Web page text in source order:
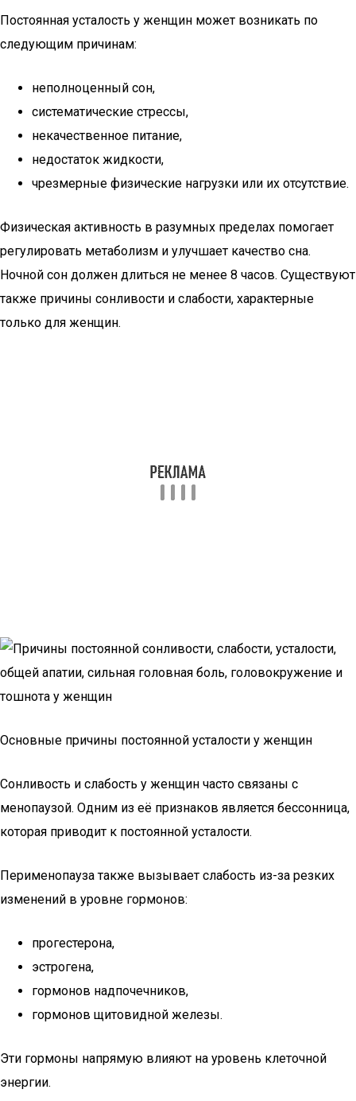
Постоянная усталость у женщин может возникать по
следующим причинам:
неполноценный сон,
систематические стрессы,
некачественное питание,
недостаток жидкости,
чрезмерные физические нагрузки или их отсутствие.
Физическая активность в разумных пределах помогает
регулировать метаболизм и улучшает качество сна.
Ночной сон должен длиться не менее 8 часов. Существуют
также причины сонливости и слабости, характерные
только для женщин.
Основные причины постоянной усталости у женщин
Сонливость и слабость у женщин часто связаны с
менопаузой. Одним из её признаков является бессонница,
которая приводит к постоянной усталости.
Перименопауза также вызывает слабость из-за резких
изменений в уровне гормонов:
прогестерона,
эстрогена,
гормонов надпочечников,
гормонов щитовидной железы.
Эти гормоны напрямую влияют на уровень клеточной
энергии.